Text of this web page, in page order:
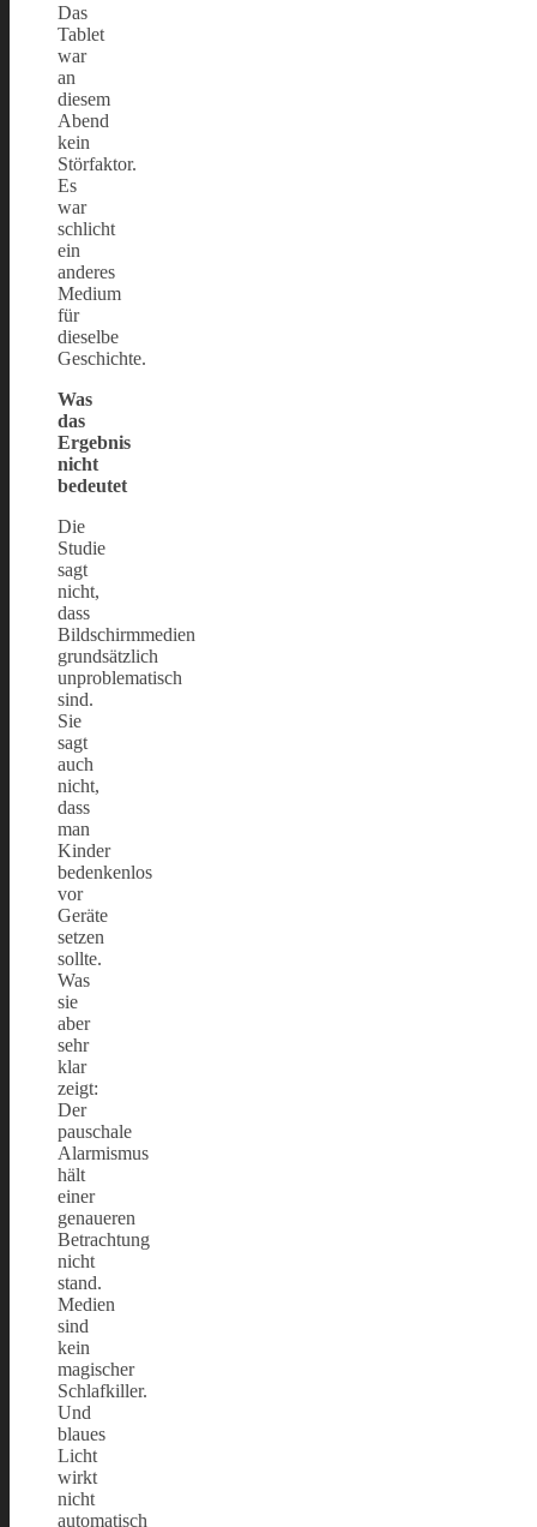
Das
Tablet
war
an
diesem
Abend
kein
Störfaktor.
Es
war
schlicht
ein
anderes
Medium
für
dieselbe
Geschichte.
Was
das
Ergebnis
nicht
bedeutet
Die
Studie
sagt
nicht,
dass
Bildschirmmedien
grundsätzlich
unproblematisch
sind.
Sie
sagt
auch
nicht,
dass
man
Kinder
bedenkenlos
vor
Geräte
setzen
sollte.
Was
sie
aber
sehr
klar
zeigt:
Der
pauschale
Alarmismus
hält
einer
genaueren
Betrachtung
nicht
stand.
Medien
sind
kein
magischer
Schlafkiller.
Und
blaues
Licht
wirkt
nicht
automatisch